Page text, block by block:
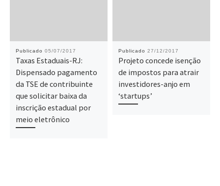
Publicado 05/07/2017
Taxas Estaduais-RJ:
Dispensado pagamento
da TSE de contribuinte
que solicitar baixa da
inscrição estadual por
meio eletrônico
Publicado 27/12/2017
Projeto concede isenção
de impostos para atrair
investidores-anjo em
‘startups’